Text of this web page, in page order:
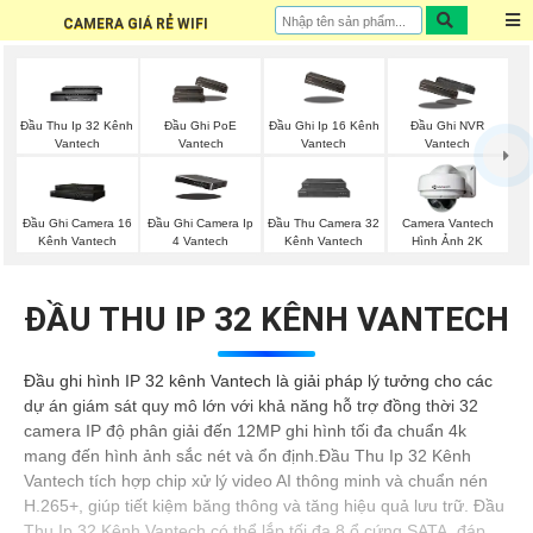
CAMERA GIÁ RẺ WIFI
Đầu Thu Ip 32 Kênh
Vantech
Đầu Ghi PoE
Vantech
Đầu Ghi Ip 16 Kênh
Vantech
Đầu Ghi NVR
Vantech
Đầu Ghi Camera 16
Kênh Vantech
Đầu Ghi Camera Ip
4 Vantech
Đầu Thu Camera 32
Kênh Vantech
Camera Vantech
Hình Ảnh 2K
ĐẦU THU IP 32 KÊNH VANTECH
Đầu ghi hình IP 32 kênh Vantech là giải pháp lý tưởng cho các
dự án giám sát quy mô lớn với khả năng hỗ trợ đồng thời 32
camera IP độ phân giải đến 12MP ghi hình tối đa chuẩn 4k
mang đến hình ảnh sắc nét và ổn định.Đầu Thu Ip 32 Kênh
Vantech tích hợp chip xử lý video AI thông minh và chuẩn nén
H.265+, giúp tiết kiệm băng thông và tăng hiệu quả lưu trữ. Đầu